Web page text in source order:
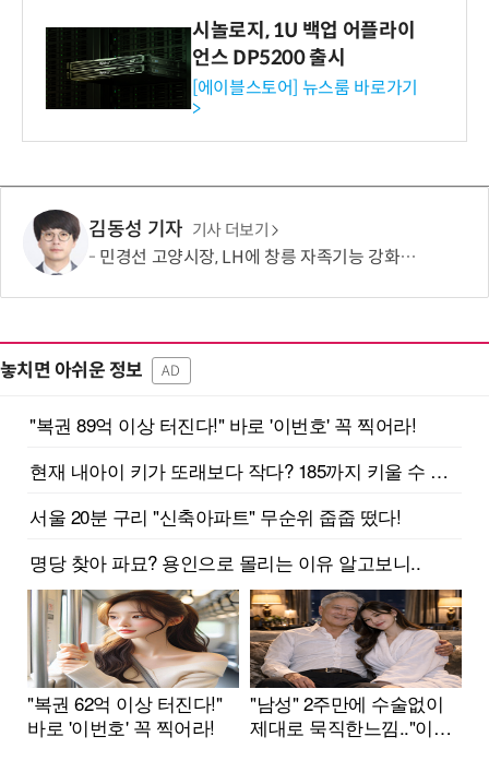
시놀로지, 1U 백업 어플라이
언스 DP5200 출시
[에이블스토어] 뉴스룸 바로가기
>
김동성 기자 기사 더보기
민경선 고양시장, LH에 창릉 자족기능 강화·벌말마을 편입 요청
놓치면 아쉬운 정보 AD